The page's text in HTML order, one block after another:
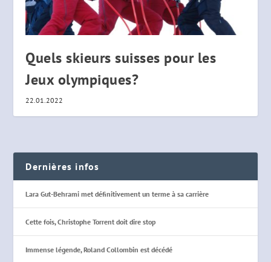
Quels skieurs suisses pour les
Jeux olympiques?
22.01.2022
Dernières infos
Lara Gut-Behrami met définitivement un terme à sa carrière
Cette fois, Christophe Torrent doit dire stop
Immense légende, Roland Collombin est décédé